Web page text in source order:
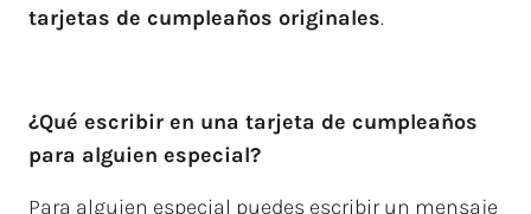
tarjetas de cumpleaños originales.
¿Qué escribir en una tarjeta de cumpleaños
para alguien especial?
Para alguien especial puedes escribir un mensaje